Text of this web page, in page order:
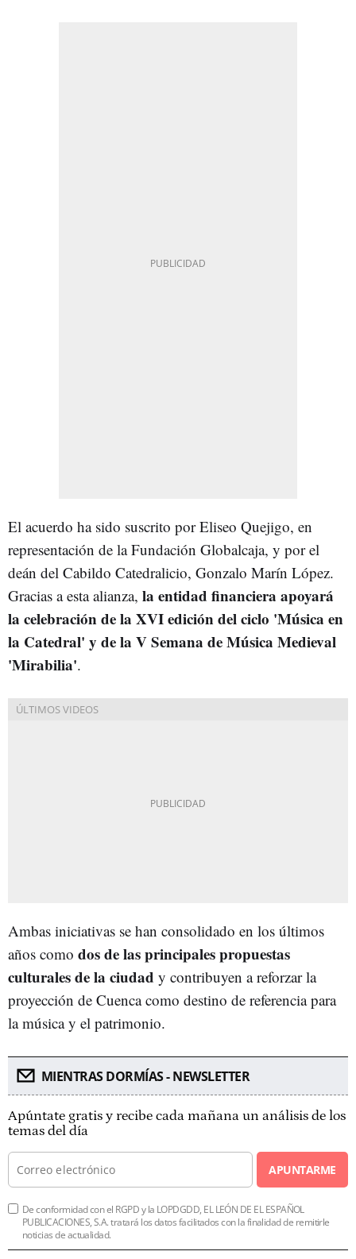
El acuerdo ha sido suscrito por Eliseo Quejigo, en
representación de la Fundación Globalcaja, y por el
deán del Cabildo Catedralicio, Gonzalo Marín López.
Gracias a esta alianza, la entidad financiera apoyará
la celebración de la XVI edición del ciclo 'Música en
la Catedral' y de la V Semana de Música Medieval
'Mirabilia'.
Ambas iniciativas se han consolidado en los últimos
años como dos de las principales propuestas
culturales de la ciudad y contribuyen a reforzar la
proyección de Cuenca como destino de referencia para
la música y el patrimonio.
MIENTRAS DORMÍAS - NEWSLETTER
Apúntate gratis y recibe cada mañana un análisis de los
temas del día
APUNTARME
De conformidad con el RGPD y la LOPDGDD, EL LEÓN DE EL ESPAÑOL
PUBLICACIONES, S.A. tratará los datos facilitados con la finalidad de remitirle
noticias de actualidad.